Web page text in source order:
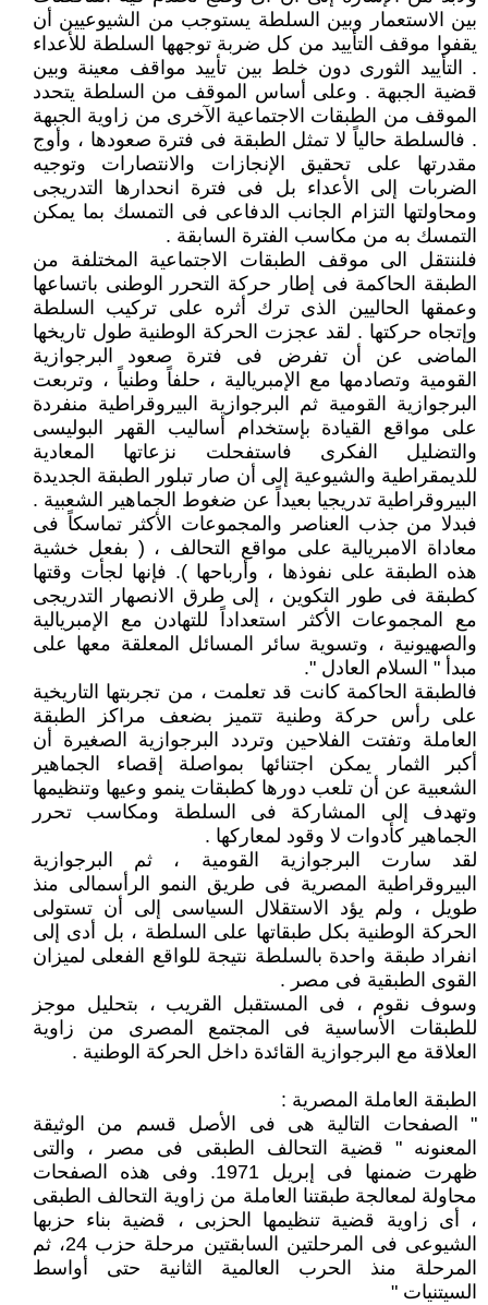
بين الاستعمار وبين السلطة يستوجب من الشيوعيين أن
يقفوا موقف التأييد من كل ضربة توجهها السلطة للأعداء
. التأييد الثورى دون خلط بين تأييد مواقف معينة وبين
قضية الجبهة . وعلى أساس الموقف من السلطة يتحدد
الموقف من الطبقات الاجتماعية الآخرى من زاوية الجبهة
. فالسلطة حالياً لا تمثل الطبقة فى فترة صعودها ، وأوج
مقدرتها على تحقيق الإنجازات والانتصارات وتوجيه
الضربات إلى الأعداء بل فى فترة انحدارها التدريجى
ومحاولتها التزام الجانب الدفاعى فى التمسك بما يمكن
التمسك به من مكاسب الفترة السابقة .
فلننتقل الى موقف الطبقات الاجتماعية المختلفة من
الطبقة الحاكمة فى إطار حركة التحرر الوطنى باتساعها
وعمقها الحاليين الذى ترك أثره على تركيب السلطة
وإتجاه حركتها . لقد عجزت الحركة الوطنية طول تاريخها
الماضى عن أن تفرض فى فترة صعود البرجوازية
القومية وتصادمها مع الإمبريالية ، حلفاً وطنياً ، وتربعت
البرجوازية القومية ثم البرجوازية البيروقراطية منفردة
على مواقع القيادة بإستخدام أساليب القهر البوليسى
والتضليل الفكرى فاستفحلت نزعاتها المعادية
للديمقراطية والشيوعية إلى أن صار تبلور الطبقة الجديدة
البيروقراطية تدريجيا بعيداً عن ضغوط الجماهير الشعبية .
فبدلا من جذب العناصر والمجموعات الأكثر تماسكاً فى
معاداة الامبريالية على مواقع التحالف ، ( بفعل خشية
هذه الطبقة على نفوذها ، وأرباحها ). فإنها لجأت وقتها
كطبقة فى طور التكوين ، إلى طرق الانصهار التدريجى
مع المجموعات الأكثر استعداداً للتهادن مع الإمبريالية
والصهيونية ، وتسوية سائر المسائل المعلقة معها على
مبدأ " السلام العادل ".
فالطبقة الحاكمة كانت قد تعلمت ، من تجربتها التاريخية
على رأس حركة وطنية تتميز بضعف مراكز الطبقة
العاملة وتفتت الفلاحين وتردد البرجوازية الصغيرة أن
أكبر الثمار يمكن اجتنائها بمواصلة إقصاء الجماهير
الشعبية عن أن تلعب دورها كطبقات ينمو وعيها وتنظيمها
وتهدف إلى المشاركة فى السلطة ومكاسب تحرر
الجماهير كأدوات لا وقود لمعاركها .
لقد سارت البرجوازية القومية ، ثم البرجوازية
البيروقراطية المصرية فى طريق النمو الرأسمالى منذ
طويل ، ولم يؤد الاستقلال السياسى إلى أن تستولى
الحركة الوطنية بكل طبقاتها على السلطة ، بل أدى إلى
انفراد طبقة واحدة بالسلطة نتيجة للواقع الفعلى لميزان
القوى الطبقية فى مصر .
وسوف نقوم ، فى المستقبل القريب ، بتحليل موجز
للطبقات الأساسية فى المجتمع المصرى من زاوية
العلاقة مع البرجوازية القائدة داخل الحركة الوطنية .
الطبقة العاملة المصرية :
" الصفحات التالية هى فى الأصل قسم من الوثيقة
المعنونه " قضية التحالف الطبقى فى مصر ، والتى
ظهرت ضمنها فى إبريل 1971. وفى هذه الصفحات
محاولة لمعالجة طبقتنا العاملة من زاوية التحالف الطبقى
، أى زاوية قضية تنظيمها الحزبى ، قضية بناء حزبها
الشيوعى فى المرحلتين السابقتين مرحلة حزب 24، ثم
المرحلة منذ الحرب العالمية الثانية حتى أواسط
السيتنيات "